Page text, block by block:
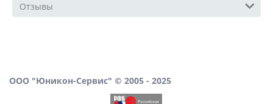
Отзывы
ООО "Юникон-Сервис" © 2005 - 2025